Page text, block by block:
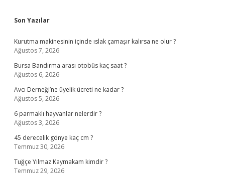
Sidebar
Son Yazılar
Kurutma makinesinin içinde ıslak çamaşır kalırsa ne olur ?
Ağustos 7, 2026
Bursa Bandırma arası otobüs kaç saat ?
Ağustos 6, 2026
Avcı Derneği’ne üyelik ücreti ne kadar ?
Ağustos 5, 2026
6 parmaklı hayvanlar nelerdir ?
Ağustos 3, 2026
45 derecelik gönye kaç cm ?
Temmuz 30, 2026
Tuğçe Yılmaz Kaymakam kimdir ?
Temmuz 29, 2026